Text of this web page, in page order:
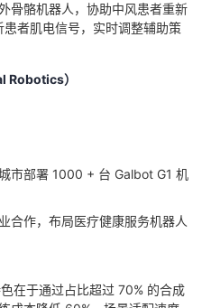
骨骼机器人，协助中风患者重新
者肌电信号，实时调整辅助策
Robotics）
市部署 1000 + 台 Galbot G1 机
合作，布局医疗健康服务机器人
在于通过占比超过 70% 的合成